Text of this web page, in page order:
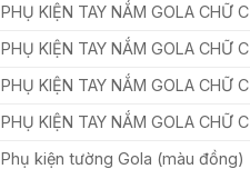
PHỤ KIỆN TAY NẮM GOLA CHỮ C
PHỤ KIỆN TAY NẮM GOLA CHỮ C
PHỤ KIỆN TAY NẮM GOLA CHỮ C
PHỤ KIỆN TAY NẮM GOLA CHỮ C
Phụ kiện tường Gola (màu đồng)